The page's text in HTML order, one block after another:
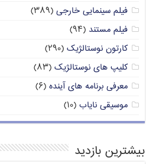
فیلم سینمایی خارجی (۳۸۹)
فیلم مستند (۹۴)
کارتون نوستالژیک (۲۹۰)
کلیپ های نوستالژیک (۸۳)
معرفی برنامه های آینده (۶)
موسیقی نایاب (۱۰)
بیشترین بازدید